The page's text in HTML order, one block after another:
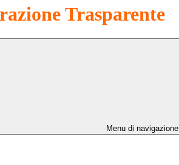
Trasparente
Menu di navigazione